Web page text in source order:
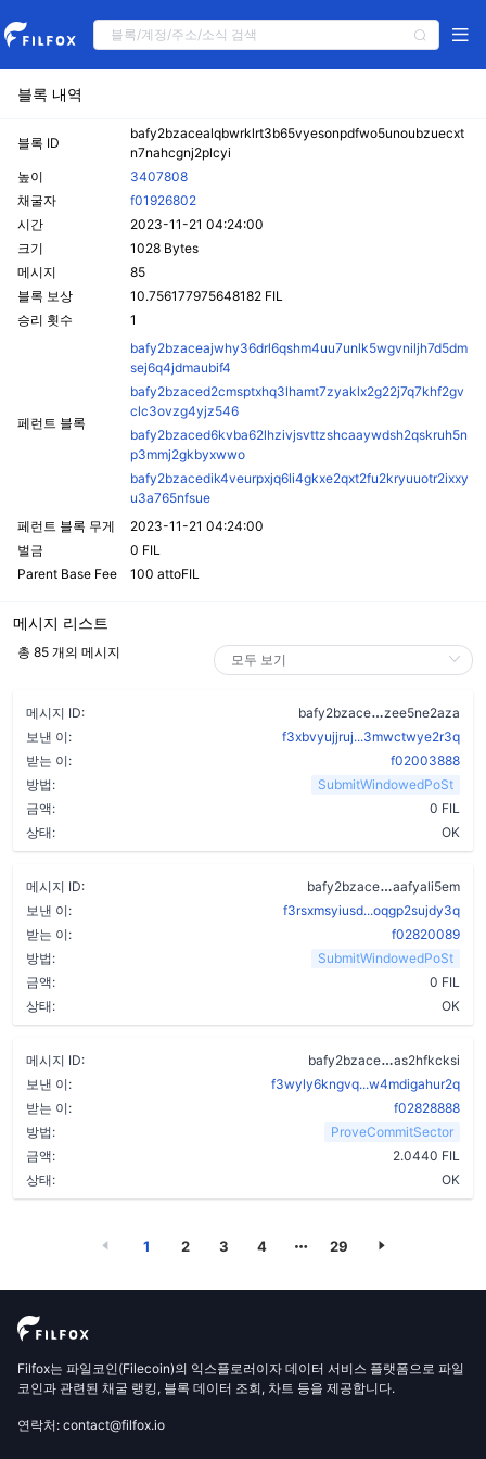
블록 내역
블록 ID
bafy2bzacealqbwrklrt3b65vyesonpdfwo5unoubzuecxt
n7nahcgnj2plcyi
높이
3407808
채굴자
f01926802
시간
2023-11-21 04:24:00
크기
1028 Bytes
메시지
85
블록 보상
10.756177975648182 FIL
승리 횟수
1
페런트 블록
bafy2bzaceajwhy36drl6qshm4uu7unlk5wgvniljh7d5dm
sej6q4jdmaubif4
bafy2bzaced2cmsptxhq3lhamt7zyaklx2g22j7q7khf2gv
clc3ovzg4yjz546
bafy2bzaced6kvba62lhzivjsvttzshcaaywdsh2qskruh5n
p3mmj2gkbyxwwo
bafy2bzacedik4veurpxjq6li4gkxe2qxt2fu2kryuuotr2ixxy
u3a765nfsue
페런트 블록 무게
2023-11-21 04:24:00
벌금
0 FIL
Parent Base Fee
100 attoFIL
메시지 리스트
총 85 개의 메시지
메시지 ID: bafy2bzace
zee5ne2aza
보낸 이:
f3xbvyujjruj...3mwctwye2r3q
받는 이:
f02003888
방법:
SubmitWindowedPoSt
금액:
0 FIL
상태:
OK
메시지 ID: bafy2bzace
aafyali5em
보낸 이:
f3rsxmsyiusd...oqgp2sujdy3q
받는 이:
f02820089
방법:
SubmitWindowedPoSt
금액:
0 FIL
상태:
OK
메시지 ID: bafy2bzace
as2hfkcksi
보낸 이:
f3wyly6kngvq...w4mdigahur2q
받는 이:
f02828888
방법:
ProveCommitSector
금액:
2.0440 FIL
상태:
OK
1 2 3 4 29
Filfox는 파일코인(Filecoin)의 익스플로러이자 데이터 서비스 플랫폼으로 파일
코인과 관련된 채굴 랭킹, 블록 데이터 조회, 차트 등을 제공합니다.
연락처: contact@filfox.io